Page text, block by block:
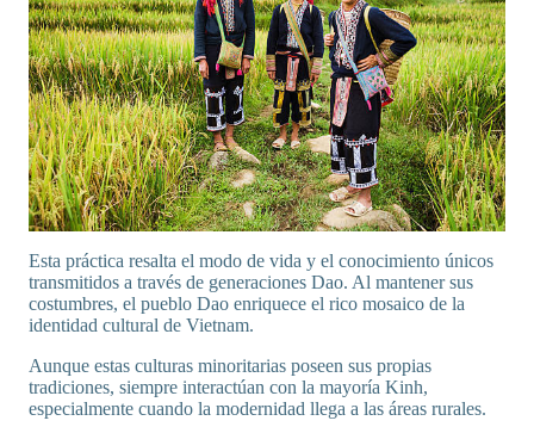
Esta práctica resalta el modo de vida y el conocimiento únicos
transmitidos a través de generaciones Dao. Al mantener sus
costumbres, el pueblo Dao enriquece el rico mosaico de la
identidad cultural de Vietnam.
Aunque estas culturas minoritarias poseen sus propias
tradiciones, siempre interactúan con la mayoría Kinh,
especialmente cuando la modernidad llega a las áreas rurales.